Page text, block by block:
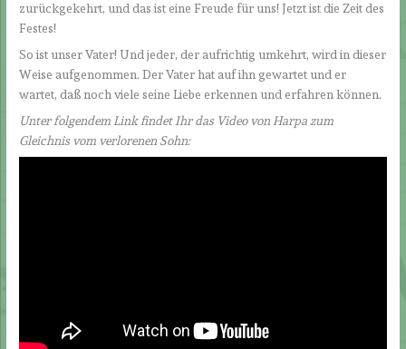
zurückgekehrt, und das ist eine Freude für uns! Jetzt ist die Zeit des
Festes!
So ist unser Vater! Und jeder, der aufrichtig umkehrt, wird in dieser
Weise aufgenommen. Der Vater hat auf ihn gewartet und er
wartet, daß noch viele seine Liebe erkennen und erfahren können.
Unter folgendem Link findet Ihr das Video von Harpa zum
Gleichnis vom verlorenen Sohn: